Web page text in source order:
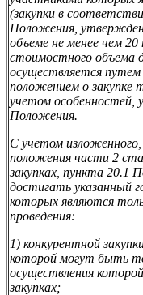
(закупки в
Положения,
объеме не менее чем 20
стоимостного объема
осуществляется путем
положением о закупке
учетом особенностей,
Положения.
С учетом
положения части 2
закупках, пункта 20.1
достигать указанный
которых являются
проведения:
1) конкурентной
которой могут быть
осуществления
закупках;